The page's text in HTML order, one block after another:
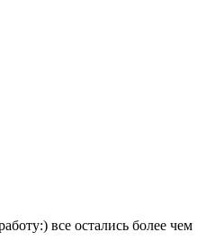
все остались более чем